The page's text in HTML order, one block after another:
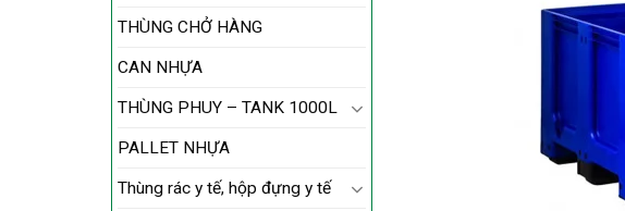
THÙNG CHỞ HÀNG
CAN NHỰA
THÙNG PHUY – TANK 1000L
PALLET NHỰA
Thùng rác y tế, hộp đựng y tế